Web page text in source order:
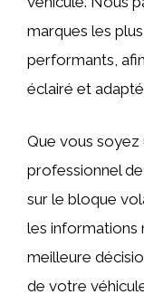
marques les
performants,
éclairé et
Que vous soyez
professionnel
sur le bloque
les informations
meilleure
de votre